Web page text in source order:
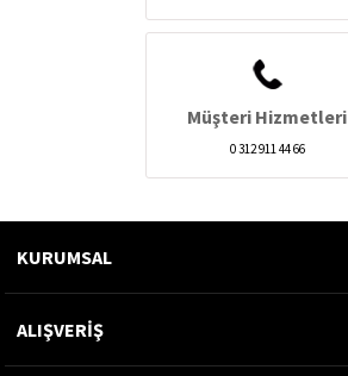
Müşteri Hizmetleri
0 312 911 44 66
KURUMSAL
ALIŞVERİŞ